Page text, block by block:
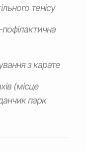
тенісу
з карате
(місце
парк